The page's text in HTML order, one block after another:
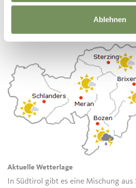
Ablehnen
Aktuelle Wetterlage
In Südtirol gibt es eine Mischung aus